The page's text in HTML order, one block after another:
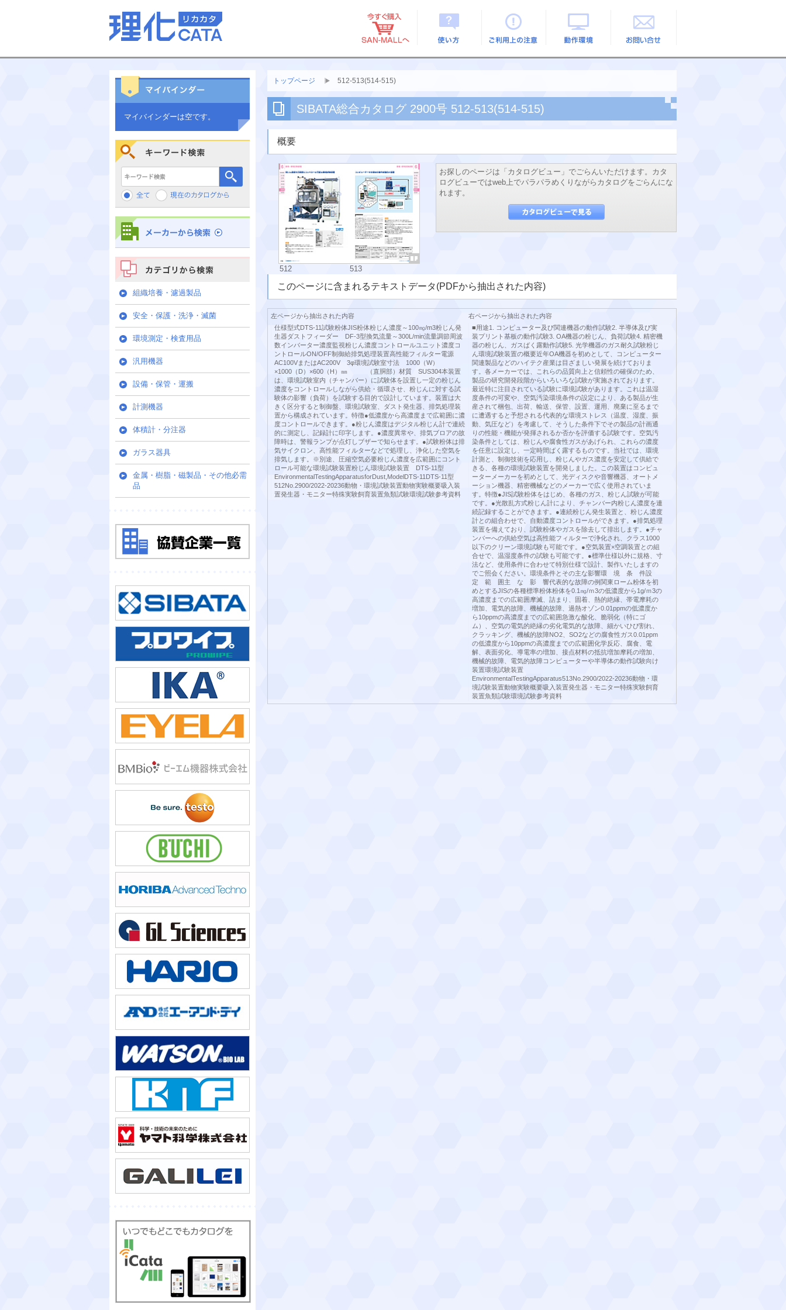
トップページ 512-513(514-515)
SIBATA総合カタログ 2900号 512-513(514-515)
概要
512 513
お探しのページは「カタログビュー」でごらんいただけます。カタ
ログビューではweb上でパラパラめくりながらカタログをごらんにな
れます。
このページに含まれるテキストデータ(PDFから抽出された内容)
左ページから抽出された内容
仕様型式DTS-11試験粉体JIS粉体粉じん濃度～100㎎/m3粉じん発
生器ダストフィーダー DF-3型換気流量～300L/min流量調節周波
数インバーター濃度監視粉じん濃度コントロールユニット濃度コ
ントロールON/OFF制御給排気処理装置高性能フィルター電源
AC100VまたはAC200V 3φ環境試験室寸法 1000（W）
×1000（D）×600（H）㎜ （直胴部）材質 SUS304本装置
は、環境試験室内（チャンバー）に試験体を設置し一定の粉じん
濃度をコントロールしながら供給・循環させ、粉じんに対する試
験体の影響（負荷）を試験する目的で設計しています。装置は大
きく区分すると制御盤、環境試験室、ダスト発生器、排気処理装
置から構成されています。特徴●低濃度から高濃度まで広範囲に濃
度コントロールできます。●粉じん濃度はデジタル粉じん計で連続
的に測定し、記録計に印字します。●濃度異常や、排気ブロアの故
障時は、警報ランプが点灯しブザーで知らせます。●試験粉体は排
気サイクロン、高性能フィルターなどで処理し、浄化した空気を
排気します。※別途、圧縮空気必要粉じん濃度を広範囲にコント
ロール可能な環境試験装置粉じん環境試験装置 DTS-11型
EnvironmentalTestingApparatusforDust,ModelDTS-11DTS-11型
512No.2900/2022-20236動物・環境試験装置動物実験概要吸入装
置発生器・モニター特殊実験飼育装置魚類試験環境試験参考資料
右ページから抽出された内容
■用途1. コンピューター及び関連機器の動作試験2. 半導体及び実
装プリント基板の動作試験3. OA機器の粉じん、負荷試験4. 精密機
器の粉じん、ガスばく露動作試験5. 光学機器のガス耐久試験粉じ
ん環境試験装置の概要近年OA機器を初めとして、コンピューター
関連製品などのハイテク産業は目ざましい発展を続けておりま
す。各メーカーでは、これらの品質向上と信頼性の確保のため、
製品の研究開発段階からいろいろな試験が実施されております。
最近特に注目されている試験に環境試験があります。これは温湿
度条件の可変や、空気汚染環境条件の設定により、ある製品が生
産されて梱包、出荷、輸送、保管、設置、運用、廃棄に至るまで
に遭遇すると予想される代表的な環境ストレス（温度、湿度、振
動、気圧など）を考慮して、そうした条件下でその製品の計画通
りの性能・機能が発揮されるか否かを評価する試験です。空気汚
染条件としては、粉じんや腐食性ガスがあげられ、これらの濃度
を任意に設定し、一定時間ばく露するものです。当社では、環境
計測と、制御技術を応用し、粉じんやガス濃度を安定して供給で
きる、各種の環境試験装置を開発しました。この装置はコンピュ
ーターメーカーを初めとして、光ディスクや音響機器、オートメ
ーション機器、精密機械などのメーカーで広く使用されていま
す。特徴●JIS試験粉体をはじめ、各種のガス、粉じん試験が可能
です。●光散乱方式粉じん計により、チャンバー内粉じん濃度を連
続記録することができます。●連続粉じん発生装置と、粉じん濃度
計との組合わせで、自動濃度コントロールができます。●排気処理
装置を備えており、試験粉体やガスを除去して排出します。●チャ
ンバーへの供給空気は高性能フィルターで浄化され、クラス1000
以下のクリーン環境試験も可能です。●空気装置×空調装置との組
合せで、温湿度条件の試験も可能です。●標準仕様以外に規格、寸
法など、使用条件に合わせて特別仕様で設計、製作いたしますの
でご照会ください。環境条件とその主な影響環 境 条 件設
定 範 囲主 な 影 響代表的な故障の例関東ローム粉体を初
めとするJISの各種標準粉体粉体を0.1㎎/ｍ3の低濃度から1g/ｍ3の
高濃度までの広範囲摩滅、詰まり、固着、熱的絶縁、帯電摩耗の
増加、電気的故障、機械的故障、過熱オゾン0.01ppmの低濃度か
ら10ppmの高濃度までの広範囲急激な酸化、脆弱化（特にゴ
ム）、空気の電気的絶縁の劣化電気的な故障、細かいひび割れ、
クラッキング、機械的故障NO2、SO2などの腐食性ガス0.01ppm
の低濃度から10ppmの高濃度までの広範囲化学反応、腐食、電
解、表面劣化、導電率の増加、接点材料の抵抗増加摩耗の増加、
機械的故障、電気的故障コンピューターや半導体の動作試験向け
装置環境試験装置
EnvironmentalTestingApparatus513No.2900/2022-20236動物・環
境試験装置動物実験概要吸入装置発生器・モニター特殊実験飼育
装置魚類試験環境試験参考資料
マイバインダーは空です。
キーワード検索
カテゴリから検索
組織培養・濾過製品
安全・保護・洗浄・滅菌
環境測定・検査用品
汎用機器
設備・保管・運搬
計測機器
体積計・分注器
ガラス器具
金属・樹脂・磁製品・その他必需
品